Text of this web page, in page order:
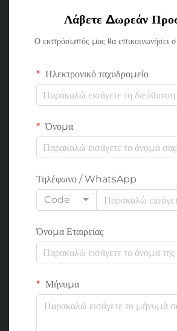
Λάβετε Δωρεάν
Ο εκπρόσωπός μας θα επικοινωνήσει
Ηλεκτρονικό ταχυδρομείο
Όνομα
Τηλέφωνο / WhatsApp
Code
Όνομα Εταιρείας
Μήνυμα